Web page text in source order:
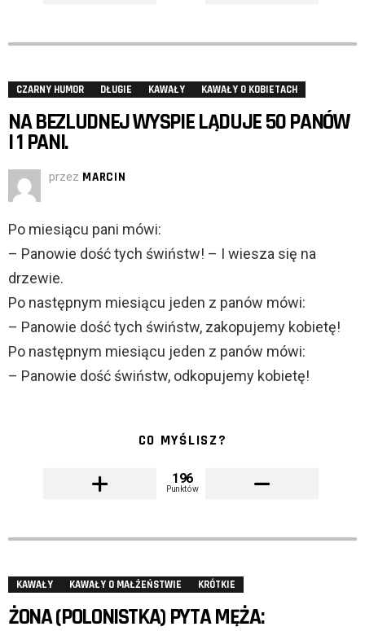
CZARNY HUMOR DŁUGIE KAWAŁY KAWAŁY O KOBIETACH
NA BEZLUDNEJ WYSPIE LĄDUJE 50 PANÓW
I 1 PANI.
przez MARCIN
Po miesiącu pani mówi:
– Panowie dość tych świństw! – I wiesza się na
drzewie.
Po następnym miesiącu jeden z panów mówi:
– Panowie dość tych świństw, zakopujemy kobietę!
Po następnym miesiącu jeden z panów mówi:
– Panowie dość świństw, odkopujemy kobietę!
CO MYŚLISZ?
196
Punktów
KAWAŁY KAWAŁY O MAŁŻEŃSTWIE KRÓTKIE
ŻONA (POLONISTKA) PYTA MĘŻA: